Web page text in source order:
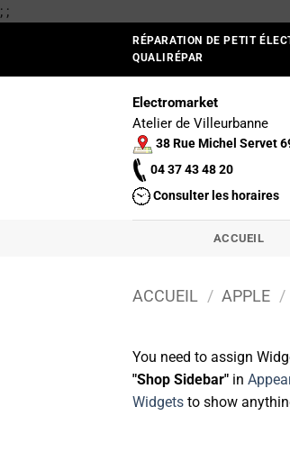
; ;Passer
RÉPARATION DE PETIT
QUALIRÉPAR
Electromarket
Atelier de Villeurbanne
38 Rue Michel Servet
04 37 43 48 20
Consulter les horaires
ACCUEIL
ACCUEIL / APPLE /
You need to assign
"Shop Sidebar" in
Widgets to show